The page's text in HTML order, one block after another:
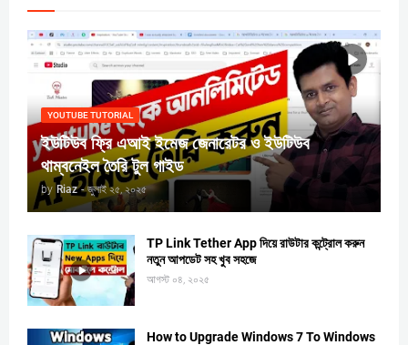
YOUTUBE TUTORIAL
ইউটিউব ফ্রি এআই ইমেজ জেনারেটর ও ইউটিউব
থাম্বনেইল তৈরি টুল গাইড
by Riaz - জুলাই ২৫, ২০২৫
TP Link Tether App দিয়ে রাউটার কন্ট্রোল করুন
নতুন আপডেট সহ খুব সহজে
আগস্ট ০৪, ২০২৫
How to Upgrade Windows 7 To Windows